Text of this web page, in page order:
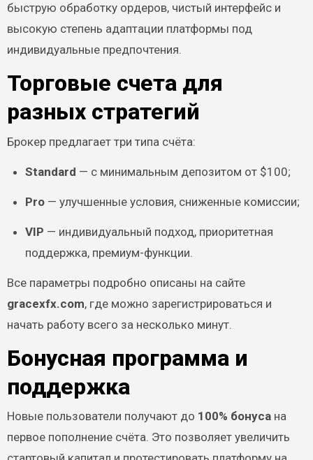
быструю обработку ордеров, чистый интерфейс и
высокую степень адаптации платформы под
индивидуальные предпочтения.
Торговые счета для
разных стратегий
Брокер предлагает три типа счёта:
Standard — с минимальным депозитом от $100;
Pro— улучшенные условия, сниженные комиссии;
VIP — индивидуальный подход, приоритетная
поддержка, премиум-функции.
Все параметры подробно описаны на сайте
gracexfx.com, где можно зарегистрироваться и
начать работу всего за несколько минут.
Бонусная программа и
поддержка
Новые пользователи получают до 100% бонусана
первое пополнение счёта. Это позволяет увеличить